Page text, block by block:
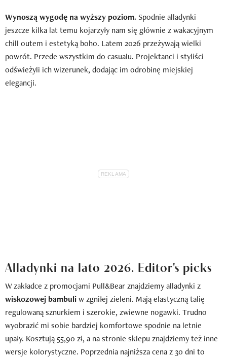
Wynoszą wygodę na wyższy poziom. Spodnie alladynki
jeszcze kilka lat temu kojarzyły nam się głównie z wakacyjnym
chill outem i estetyką boho. Latem 2026 przeżywają wielki
powrót. Przede wszystkim do casualu. Projektanci i styliści
odświeżyli ich wizerunek, dodając im odrobinę miejskiej
elegancji.
Alladynki na lato 2026. Editor's picks
W zakładce z promocjami Pull&Bear znajdziemy alladynki z
wiskozowej bambuliw zgniłej zieleni. Mają elastyczną talię
regulowaną sznurkiem i szerokie, zwiewne nogawki. Trudno
wyobrazić mi sobie bardziej komfortowe spodnie na letnie
upały. Kosztują 55,90 zł, a na stronie sklepu znajdziemy też inne
wersje kolorystyczne. Poprzednia najniższa cena z 30 dni to